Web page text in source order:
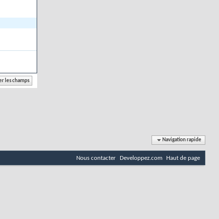
Navigation rapide
Nous contacter Developpez.com Haut de page